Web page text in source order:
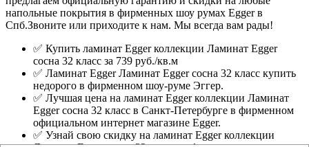
напольные покрытия в фирменных шоу румах Egger в
Спб.Звоните или приходите к нам. Мы всегда вам рады!
✅ Купить ламинат Egger коллекции Ламинат Egger
сосна 32 класс за 739 руб./кв.м
✅ Ламинат Egger Ламинат Egger сосна 32 класс купить
недорого в фирменном шоу-руме Эггер.
✅ Лучшая цена на ламинат Egger коллекции Ламинат
Egger сосна 32 класс в Санкт-Петербурге в фирменном
официальном интернет магазине Egger.
✅ Узнай свою скидку на ламинат Egger коллекции